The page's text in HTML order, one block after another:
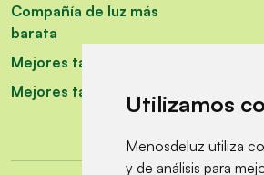
Utilizamos
Menosdeluz utiliza
y de análisis para
Compañía de luz más
barata
Mejores tarifas fijas luz
Mejores tarifas de gas